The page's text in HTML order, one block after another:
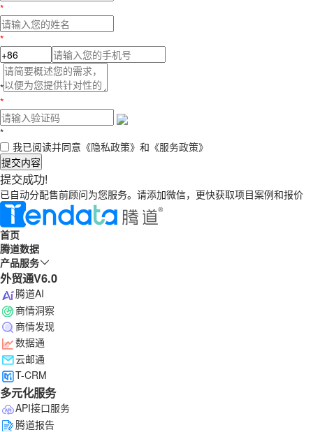
*
*
*
*
*
我已阅读并同意 《隐私政策》 和 《服务政策》
提交内容
提交成功!
已自动分配售前顾问为您服务。请添加微信，更快获取项目案例和报价
首页
腾道数据
产品服务
外贸通V6.0
腾道AI
商情洞察
商情发现
数据通
云邮通
T-CRM
多元化服务
API接口服务
腾道报告